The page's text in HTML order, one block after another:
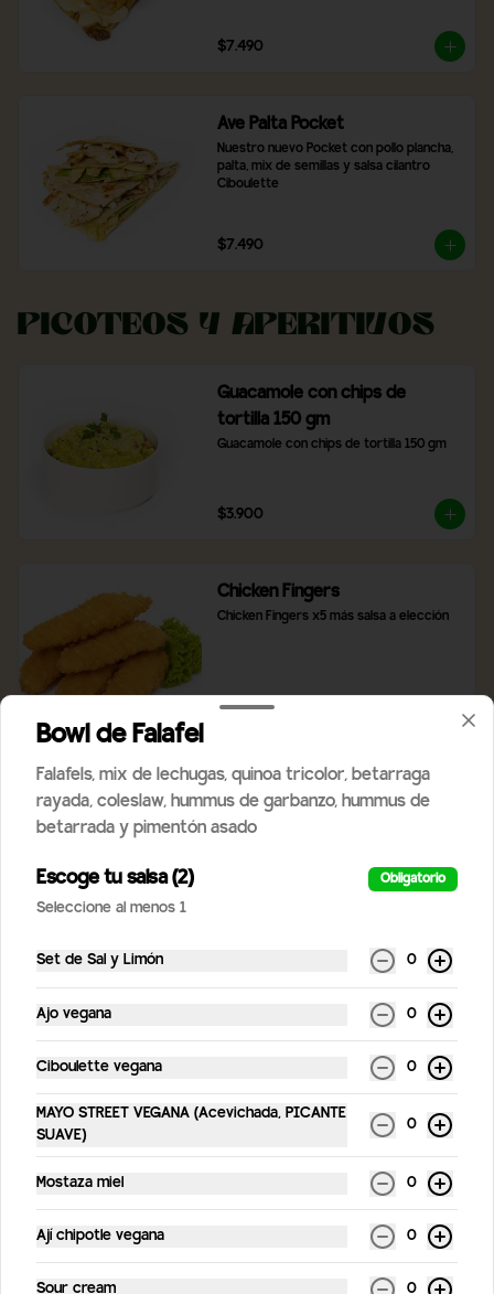
$7.490
Ave Palta Pocket
Nuestro nuevo Pocket con pollo plancha,
palta, mix de semillas y salsa cilantro
Ciboulette
$7.490
Picoteos y Aperitivos
Guacamole con chips de
tortilla 150 gm
Guacamole con chips de tortilla 150 gm
$3.900
Chicken Fingers
Chicken Fingers x5 más salsa a elección
$4.900
PAPAS CAMOTE FRITAS
Papas camote fritas 300gm
Empanadas de queso frita (5
Empanaditas de queso frita (5 unidades)
$5.900
PORCION DE FALAFEL
5 unid de falafel + salsa
Bowl de Falafel
Falafels, mix de lechugas, quinoa tricolor, betarraga
rayada, coleslaw, hummus de garbanzo, hummus de
betarrada y pimentón asado
Escoge tu salsa (2) Obligatorio
Seleccione al menos 1
Set de Sal y Limón 0
Ajo vegana 0
Ciboulette vegana 0
MAYO STREET VEGANA (Acevichada, PICANTE
SUAVE)
0
Mostaza miel 0
Ají chipotle vegana 0
Sour cream 0